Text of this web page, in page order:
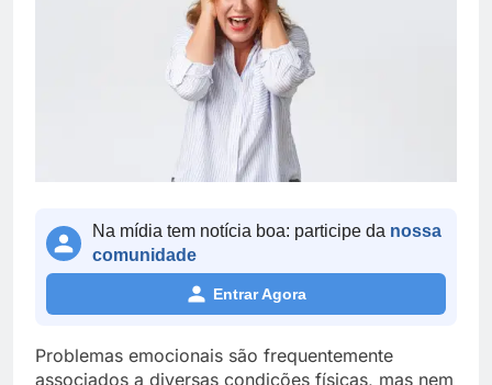
Na mídia tem notícia boa: participe da nossa
comunidade
Entrar Agora
Problemas emocionais são frequentemente
associados a diversas condições físicas, mas nem